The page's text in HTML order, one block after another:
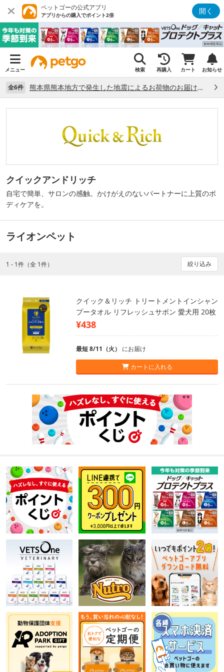
ペットゴーの公式アプリ
アプリからの購入でポイント2倍 開く
メニュー 検索 再購入 カート お知らせ
全6件 熊本県熊本地方で発生した地震によるお荷物のお届け状況について （7/28）
クイックアンドリッチ
自宅で簡単、サロンの感触。かけがえのないパートナーに上質のボ
ディケアを。
ライオンペット
1 - 1件（全 1件） 絞り込み
クイック＆リッチ トリートメントインシャン
プータオル リフレッシュサボン 愛犬用 20枚
¥438
最短 8/11（火） にお届け
カートに入れる